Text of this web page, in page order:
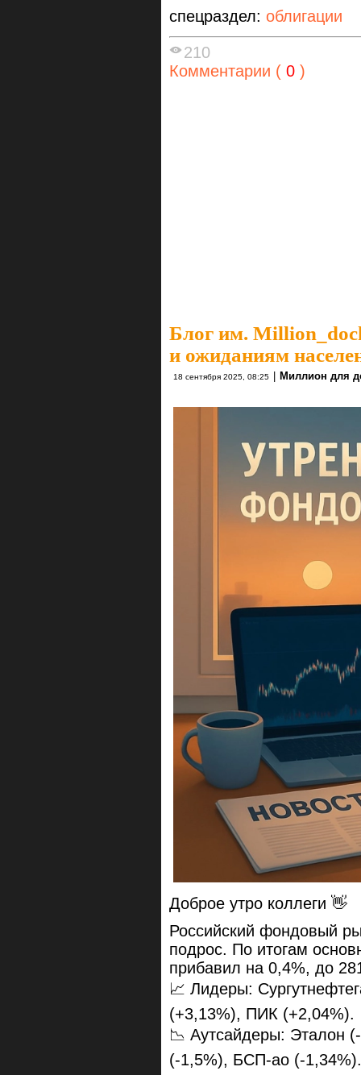
спецраздел: облигации
210
Комментарии ( 0 )
Блог им.
и ожиданиям
18 сентября 2025, 08:25 | Миллион для
Доброе утро коллеги 👋
Российский фондовый
подрос. По итогам
прибавил на 0,4%, до
📈 Лидеры:
(+3,13%), ПИК (+2,04%).
📉 Аутсайдеры: Эталон
(-1,5%), БСП-ао (-1,34%).